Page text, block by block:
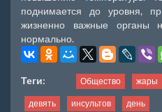
поднимается до уровня,
жизненно важные органы
нормально.
Теги: Общество жары
девять инсультов день